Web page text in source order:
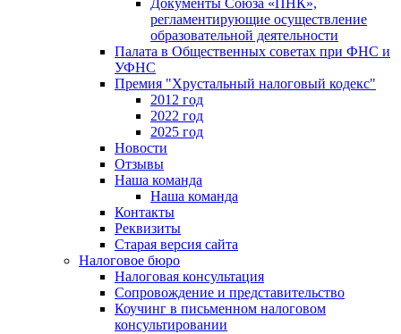
Документы Союза «ПНК»,
регламентирующие осуществление
образовательной деятельности
Палата в Общественных советах при ФНС и
УФНС
Премия "Хрустальный налоговый кодекс"
2012 год
2022 год
2025 год
Новости
Отзывы
Наша команда
Наша команда
Контакты
Реквизиты
Старая версия сайта
Налоговое бюро
Налоговая консультация
Cопровождение и представительство
Коучинг в письменном налоговом
консультировании